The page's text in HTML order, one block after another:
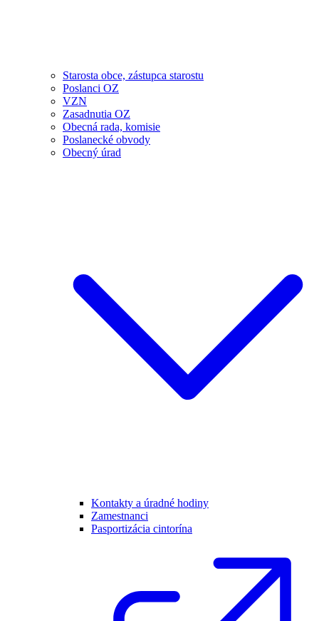
Starosta obce, zástupca starostu
Poslanci OZ
VZN
Zasadnutia OZ
Obecná rada, komisie
Poslanecké obvody
Obecný úrad
Kontakty a úradné hodiny
Zamestnanci
Pasportizácia cintorína